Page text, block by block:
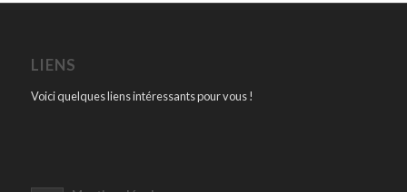
LIENS
Voici quelques liens intéressants pour vous !